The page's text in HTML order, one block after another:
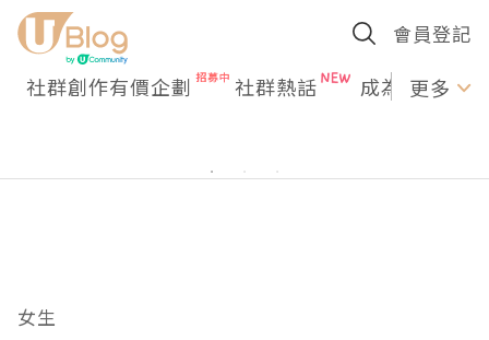
會員登記
社群創作有價企劃 社群熱話 成為U更多
女生